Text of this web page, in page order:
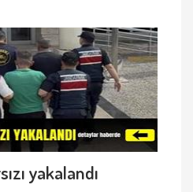
yakalandı